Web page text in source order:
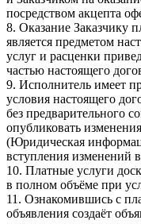
посредством акцепта
8. Оказание Заказчику
является предметом
услуг и расценки
частью настоящего
9. Исполнитель имеет
условия настоящего
без предварительного
опубликовать
(Юридическая
вступления изменений
10. Платные услуги
в полном объёме при
11. Ознакомившись с
объявления создаёт